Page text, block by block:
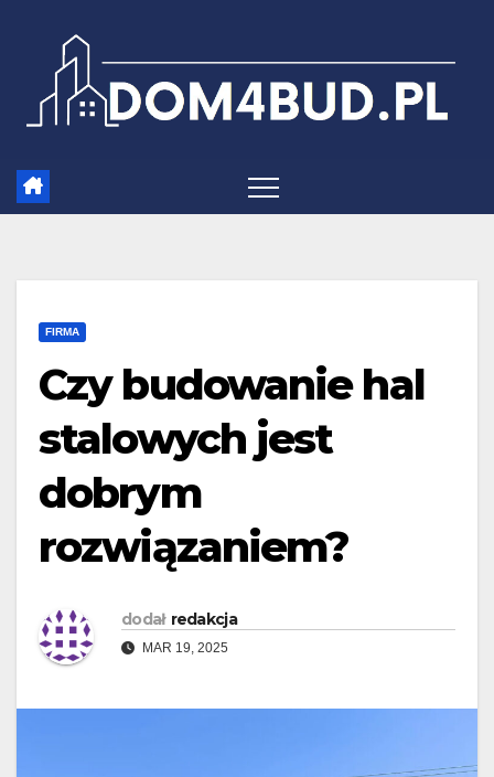
FIRMA
Czy budowanie hal
stalowych jest
dobrym
rozwiązaniem?
dodał redakcja
MAR 19, 2025